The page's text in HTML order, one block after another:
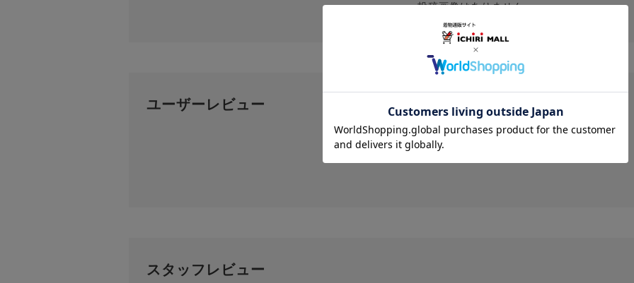
投稿画像はありません。
ユーザーレビュー
レビューはありません。
スタッフレビュー